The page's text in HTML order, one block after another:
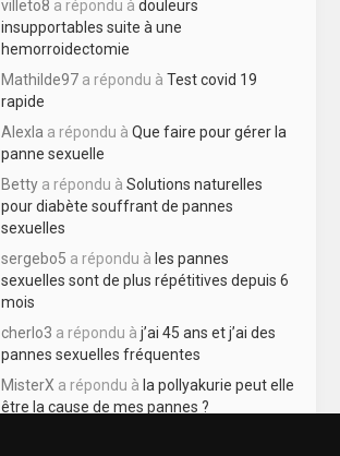
villeto8 a répondu à douleurs
insupportables suite à une
hemorroidectomie
Mathilde97 a répondu à Test covid 19
rapide
Alexla a répondu à Que faire pour gérer la
panne sexuelle
Betty a répondu à Solutions naturelles
pour diabète souffrant de pannes
sexuelles
sergebo5 a répondu à les pannes
sexuelles sont de plus répétitives depuis 6
mois
cherlo3 a répondu à j’ai 45 ans et j’ai des
pannes sexuelles fréquentes
MisterX a répondu à la pollyakurie peut elle
être la cause de mes pannes ?